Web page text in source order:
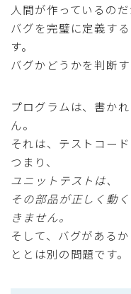
人間が作っているの
バグを完璧に定義す
す。
バグかどうかを判断す
プログラムは、書か
ん。
それは、テストコー
つまり、
ユニットテストは、
その部品が正しく動
きません。
そして、バグがある
ととは別の問題です。